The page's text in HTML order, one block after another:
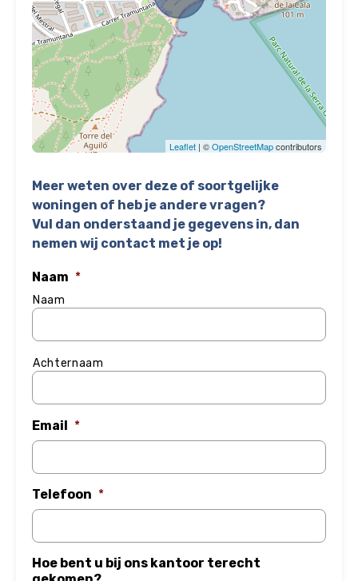
Leaflet | ©OpenStreetMapcontributors
Meer weten over deze of soortgelijke
woningen of heb je andere vragen?
Vul dan onderstaand je gegevens in, dan
nemen wij contact met je op!
Naam *
Naam
Achternaam
Email *
Telefoon *
Hoe bent u bij ons kantoor terecht